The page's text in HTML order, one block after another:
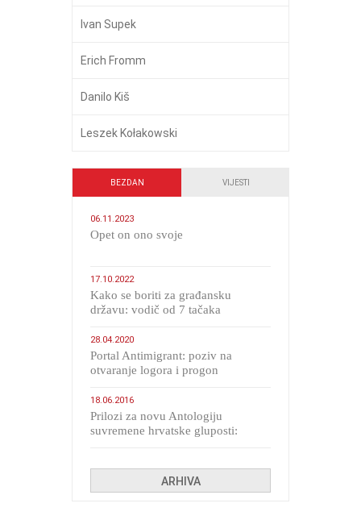
Ivan Supek
Erich Fromm
Danilo Kiš
Leszek Kołakowski
BEZDAN VIJESTI
06.11.2023
​Opet on ono svoje
17.10.2022
Kako se boriti za građansku
državu: vodič od 7 tačaka
28.04.2020
Portal Antimigrant: poziv na
otvaranje logora i progon
18.06.2016
Prilozi za novu Antologiju
suvremene hrvatske gluposti:
ARHIVA